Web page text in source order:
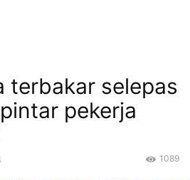
terbakar selepas
pekerja
1089